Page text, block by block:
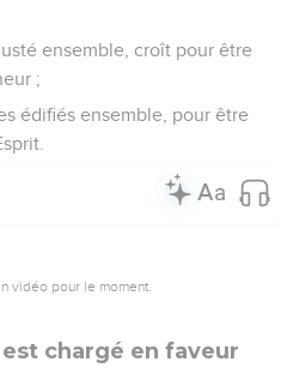
ensemble, croît pour être
;
édifiés ensemble, pour être
vidéo pour le moment.
chargé en faveur